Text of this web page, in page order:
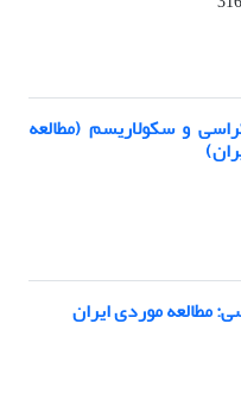
و سکولاریسم (مطالعه
مطالعه موردی ایران